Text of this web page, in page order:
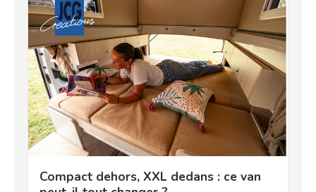
Compact dehors, XXL dedans : ce van